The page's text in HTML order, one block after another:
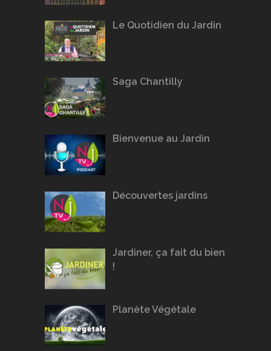
Le Quotidien du Jardin
Saga Chantilly
Bienvenue au Jardin
Découvertes jardins
Jardiner, ça fait du bien
!
Planète Végétale